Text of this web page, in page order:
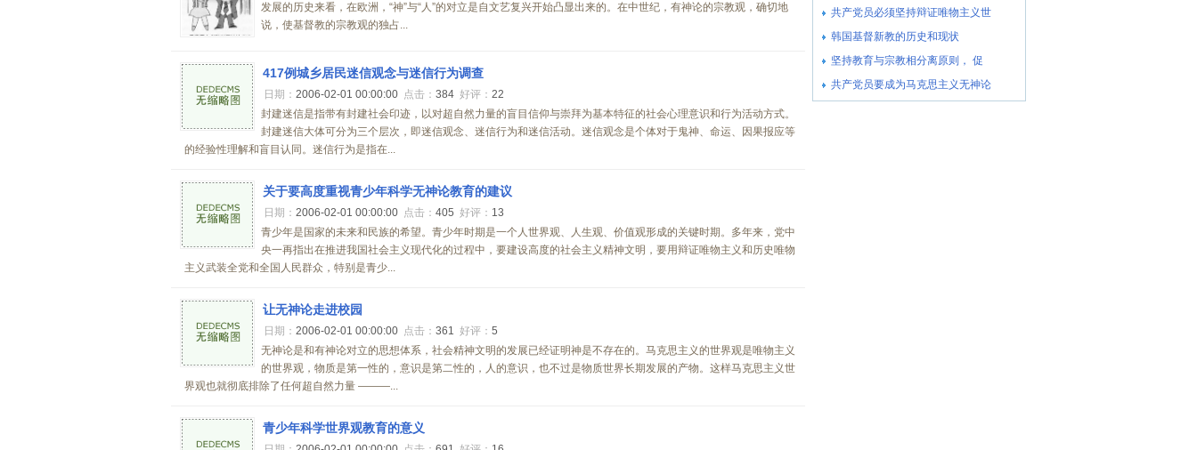
发展的历史来看，在欧洲，“神”与“人”的对立是自文艺复兴开始凸显出来的。在中世纪，有神论的宗教观，确切地
说，使基督教的宗教观的独占...
417例城乡居民迷信观念与迷信行为调查
日期： 2006-02-01 00:00:00 点击： 384 好评： 22
封建迷信是指带有封建社会印迹，以对超自然力量的盲目信仰与崇拜为基本特征的社会心理意识和行为活动方式。
封建迷信大体可分为三个层次，即迷信观念、迷信行为和迷信活动。迷信观念是个体对于鬼神、命运、因果报应等
的经验性理解和盲目认同。迷信行为是指在...
关于要高度重视青少年科学无神论教育的建议
日期： 2006-02-01 00:00:00 点击： 405 好评： 13
青少年是国家的未来和民族的希望。青少年时期是一个人世界观、人生观、价值观形成的关键时期。多年来，党中
央一再指出在推进我国社会主义现代化的过程中，要建设高度的社会主义精神文明，要用辩证唯物主义和历史唯物
主义武装全党和全国人民群众，特别是青少...
让无神论走进校园
日期： 2006-02-01 00:00:00 点击： 361 好评： 5
无神论是和有神论对立的思想体系，社会精神文明的发展已经证明神是不存在的。马克思主义的世界观是唯物主义
的世界观，物质是第一性的，意识是第二性的，人的意识，也不过是物质世界长期发展的产物。这样马克思主义世
界观也就彻底排除了任何超自然力量 ―――...
青少年科学世界观教育的意义
共产党员必须坚持辩证唯物主义世
韩国基督新教的历史和现状
坚持教育与宗教相分离原则， 促
共产党员要成为马克思主义无神论